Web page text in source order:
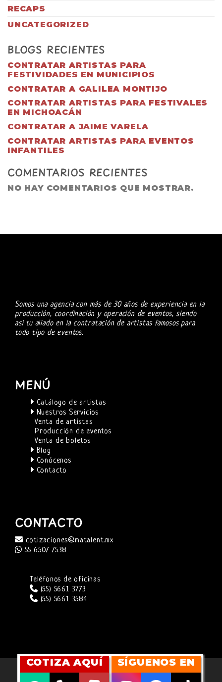
RECAPS
UNCATEGORIZED
BLOGS RECIENTES
CONTRATAR ARTISTAS PARA
FESTIVIDADES EN MUNICIPIOS
CONTRATAR A GALILEA MONTIJO
CONTRATAR ARTISTAS PARA FESTIVALES
EN MICHOACÁN
CONTRATAR A JAIME VARELA
CONTRATAR ARTISTAS PARA EVENTOS
INFANTILES
COMENTARIOS RECIENTES
NO HAY COMENTARIOS QUE MOSTRAR.
Somos una agencia con más de 30 años de experiencia en la
producción, coordinación y operación de eventos, siendo
asi tu aliado en la contratación de artistas famosos para
todo tipo de eventos.
MENÚ
Catálogo de artistas
Nuestros Servicios
Venta de artistas
Producción de eventos
Venta de boletos
Blog
Conócenos
Contacto
CONTACTO
cotizaciones@matalent.mx
55 6507 7538
Teléfonos de oficinas
(55) 5661 3773
(55) 5661 3584
SITIO WEB DESARROLLADO POR
CUBITMARKETING
COTIZA AQUÍ SÍGUENOS EN